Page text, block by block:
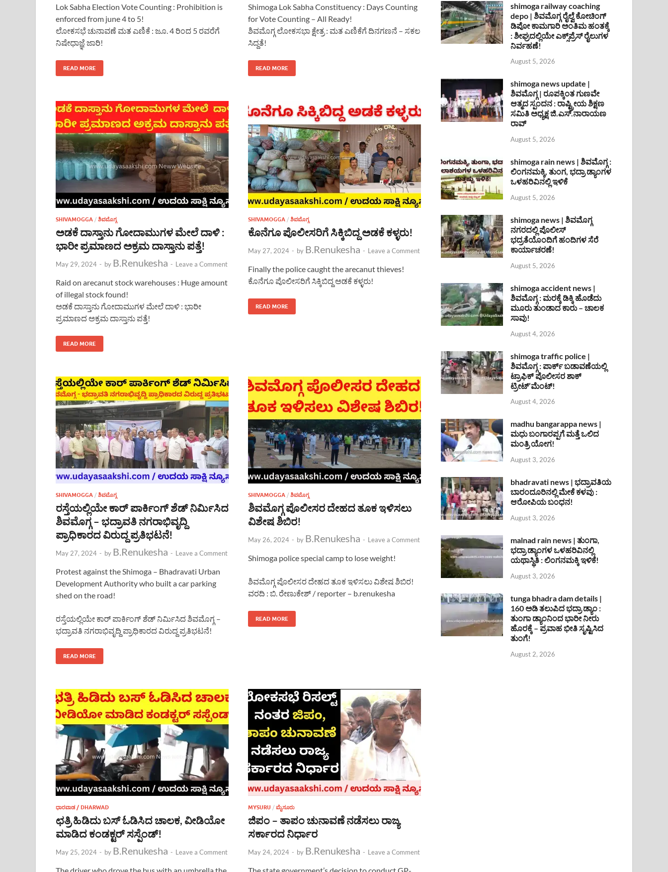
Lok Sabha Election Vote Counting : Prohibition is
enforced from june 4 to 5!
ಲೋಕಸಭೆ ಚುನಾವಣೆ ಮತ ಎಣಿಕೆ : ಜೂ. 4 ರಿಂದ 5 ರವರೆಗೆ
ನಿಷೇಧಾಜ್ಞೆ ಜಾರಿ!
READ MORE
Shimoga Lok Sabha Constituency : Days Counting
for Vote Counting – All Ready!
ಶಿವಮೊಗ್ಗ ಲೋಕಸಭಾ ಕ್ಷೇತ್ರ : ಮತ ಎಣಿಕೆಗೆ ದಿನಗಣನೆ – ಸಕಲ
ಸಿದ್ದತೆ!
READ MORE
SHIVAMOGGA / ಶಿವಮೊಗ್ಗ
ಅಡಕೆ ದಾಸ್ತಾನು ಗೋದಾಮುಗಳ ಮೇಲೆ ದಾಳಿ :
ಭಾರೀ ಪ್ರಮಾಣದ ಅಕ್ರಮ ದಾಸ್ತಾನು ಪತ್ತೆ!
May 29, 2024 - by B.Renukesha - Leave a Comment
Raid on arecanut stock warehouses : Huge amount
of illegal stock found!
ಅಡಕೆ ದಾಸ್ತಾನು ಗೋದಾಮುಗಳ ಮೇಲೆ ದಾಳಿ : ಭಾರೀ
ಪ್ರಮಾಣದ ಅಕ್ರಮ ದಾಸ್ತಾನು ಪತ್ತೆ!
READ MORE
SHIVAMOGGA / ಶಿವಮೊಗ್ಗ
ಕೊನೆಗೂ ಪೊಲೀಸರಿಗೆ ಸಿಕ್ಕಿಬಿದ್ದ ಅಡಕೆ ಕಳ್ಳರು!
May 27, 2024 - by B.Renukesha - Leave a Comment
Finally the police caught the arecanut thieves!
ಕೊನೆಗೂ ಪೊಲೀಸರಿಗೆ ಸಿಕ್ಕಿಬಿದ್ದ ಅಡಕೆ ಕಳ್ಳರು!
READ MORE
SHIVAMOGGA / ಶಿವಮೊಗ್ಗ
ರಸ್ತೆಯಲ್ಲಿಯೇ ಕಾರ್ ಪಾರ್ಕಿಂಗ್ ಶೆಡ್ ನಿರ್ಮಿಸಿದ
ಶಿವಮೊಗ್ಗ – ಭದ್ರಾವತಿ ನಗರಾಭಿವೃದ್ದಿ
ಪ್ರಾಧಿಕಾರದ ವಿರುದ್ದ ಪ್ರತಿಭಟನೆ!
May 27, 2024 - by B.Renukesha - Leave a Comment
Protest against the Shimoga – Bhadravati Urban
Development Authority who built a car parking
shed on the road!
ರಸ್ತೆಯಲ್ಲಿಯೇ ಕಾರ್ ಪಾರ್ಕಿಂಗ್ ಶೆಡ್ ನಿರ್ಮಿಸಿದ ಶಿವಮೊಗ್ಗ –
ಭದ್ರಾವತಿ ನಗರಾಭಿವೃದ್ದಿ ಪ್ರಾಧಿಕಾರದ ವಿರುದ್ದ ಪ್ರತಿಭಟನೆ!
READ MORE
SHIVAMOGGA / ಶಿವಮೊಗ್ಗ
ಶಿವಮೊಗ್ಗ ಪೊಲೀಸರ ದೇಹದ ತೂಕ ಇಳಿಸಲು
ವಿಶೇಷ ಶಿಬಿರ!
May 26, 2024 - by B.Renukesha - Leave a Comment
Shimoga police special camp to lose weight!
ಶಿವಮೊಗ್ಗ ಪೊಲೀಸರ ದೇಹದ ತೂಕ ಇಳಿಸಲು ವಿಶೇಷ ಶಿಬಿರ!
ವರದಿ : ಬಿ. ರೇಣುಕೇಶ್ / reporter – b.renukesha
READ MORE
ಧಾರವಾಡ / DHARWAD
ಛತ್ರಿ ಹಿಡಿದು ಬಸ್ ಓಡಿಸಿದ ಚಾಲಕ, ವೀಡಿಯೋ
ಮಾಡಿದ ಕಂಡಕ್ಟರ್ ಸಸ್ಪೆಂಡ್!
May 25, 2024 - by B.Renukesha - Leave a Comment
MYSURU / ಮೈಸೂರು
ಜಿಪಂ – ತಾಪಂ ಚುನಾವಣೆ ನಡೆಸಲು ರಾಜ್ಯ
ಸರ್ಕಾರದ ನಿರ್ಧಾರ
May 24, 2024 - by B.Renukesha - Leave a Comment
shimoga railway coaching
depo | ಶಿವಮೊಗ್ಗ ರೈಲ್ವೆ ಕೋಚಿಂಗ್
ಡಿಪೋ ಕಾಮಗಾರಿ ಅಂತಿಮ ಹಂತಕ್ಕೆ
: ಶೀಘ್ರದಲ್ಲಿಯೇ ಎಕ್ಸ್‌ಪ್ರೆಸ್ ರೈಲುಗಳ
ನಿರ್ವಹಣೆ!
August 5, 2026
shimoga news update |
ಶಿವಮೊಗ್ಗ | ರೂಪಕ್ಕಿಂತ ಗುಣವೇ
ಆತ್ಮದ ಸ್ಪಂದನ : ರಾಷ್ಟ್ರೀಯ ಶಿಕ್ಷಣ
ಸಮಿತಿ ಅಧ್ಯಕ್ಷ ಜಿ.ಎಸ್.ನಾರಾಯಣ
ರಾವ್
August 5, 2026
shimoga rain news | ಶಿವಮೊಗ್ಗ :
ಲಿಂಗನಮಕ್ಕಿ, ತುಂಗ, ಭದ್ರಾ ಡ್ಯಾಂಗಳ
ಒಳಹರಿವಿನಲ್ಲಿ ಇಳಿಕೆ
August 5, 2026
shimoga news | ಶಿವಮೊಗ್ಗ
ನಗರದಲ್ಲಿ ಪೊಲೀಸ್
ಭದ್ರತೆಯೊಂದಿಗೆ ಹಂದಿಗಳ ಸೆರೆ
ಕಾರ್ಯಾಚರಣೆ!
August 5, 2026
shimoga accident news |
ಶಿವಮೊಗ್ಗ : ಮರಕ್ಕೆ ಡಿಕ್ಕಿ ಹೊಡೆದು
ಮೂರು ತುಂಡಾದ ಕಾರು – ಚಾಲಕ
ಸಾವು!
August 4, 2026
shimoga traffic police |
ಶಿವಮೊಗ್ಗ : ಪಾರ್ಕ್ ಬಡಾವಣೆಯಲ್ಲಿ
ಟ್ರಾಫಿಕ್ ಪೊಲೀಸರ ಶಾಕ್
ಟ್ರೀಟ್’ಮೆಂಟ್!
August 4, 2026
madhu bangarappa news |
ಮಧು ಬಂಗಾರಪ್ಪಗೆ ಮತ್ತೆ ಒಲಿದ
ಮಂತ್ರಿ ಯೋಗ!
August 3, 2026
bhadravati news | ಭದ್ರಾವತಿಯ
ಬಾರಂದೂರಿನಲ್ಲಿ ಮೇಕೆ ಕಳವು :
ಆರೋಪಿಯ ಬಂಧನ!
August 3, 2026
malnad rain news | ತುಂಗಾ,
ಭದ್ರಾ ಡ್ಯಾಂಗಳ ಒಳಹರಿವಿನಲ್ಲಿ
ಯಥಾಸ್ಥಿತಿ : ಲಿಂಗನಮಕ್ಕಿ ಇಳಿಕೆ!
August 3, 2026
tunga bhadra dam details |
160 ಅಡಿ ತಲುಪಿದ ಭದ್ರಾ ಡ್ಯಾಂ :
ತುಂಗಾ ಡ್ಯಾಂನಿಂದ ಭಾರೀ ನೀರು
ಹೊರಕ್ಕೆ – ಪ್ರವಾಹ ಭೀತಿ ಸೃಷ್ಟಿಸಿದ
ತುಂಗೆ!
August 2, 2026